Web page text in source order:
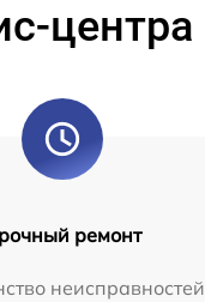
центра
ремонт
неисправностей